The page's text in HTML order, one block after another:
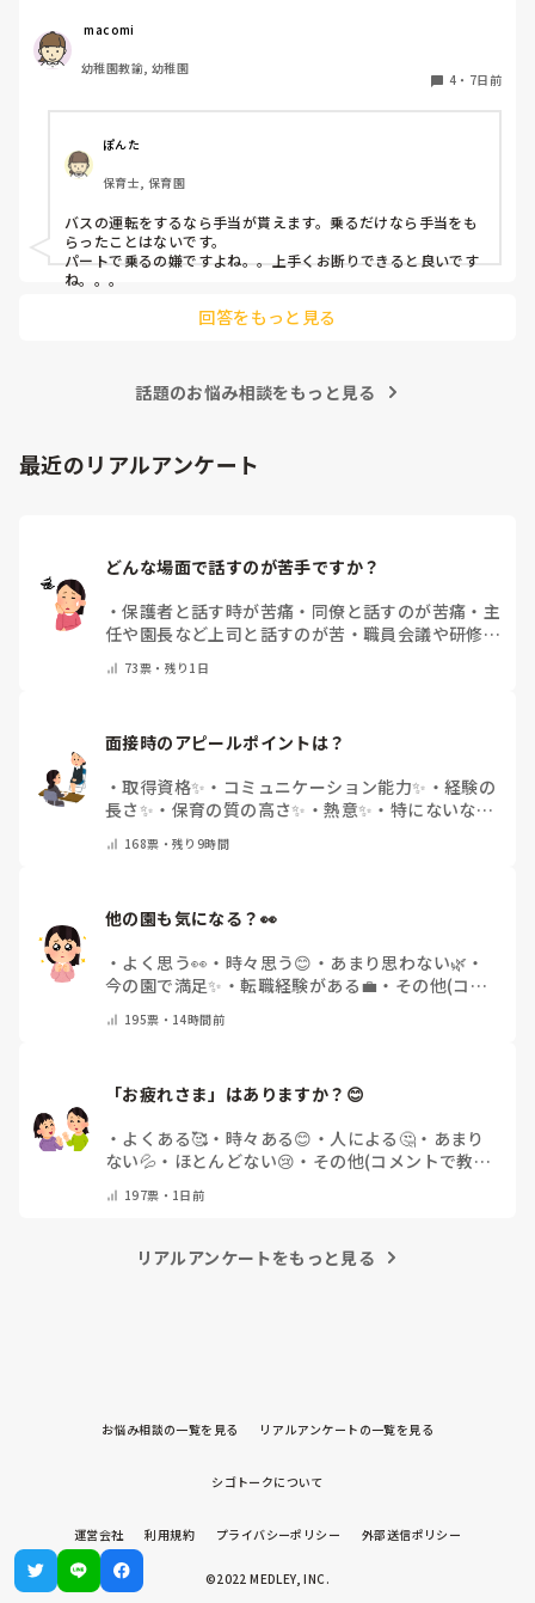
果的にそう言うことを言わない私にバス乗車の話がやってき
ました。バスに乗る場合はバス手当があるものなのでしょう
か？？？
macomi
幼稚園教諭, 幼稚園
4 ・ 7日前
ぽんた
保育士, 保育園
バスの運転をするなら手当が貰えます。乗るだけなら手当をも
らったことはないです。
パートで乗るの嫌ですよね。。上手くお断りできると良いです
ね。。。
回答をもっと見る
話題のお悩み相談をもっと見る
最近のリアルアンケート
どんな場面で話すのが苦手ですか？
・保護者と話す時が苦痛 ・ 同僚と話すのが苦痛 ・ 主
任や園長など上司と話すのが苦 ・ 職員会議や研修場
他(コメントで教えてください)
73票・ 残り1日
面接時のアピールポイントは？
・取得資格✨ ・ コミュニケーション能力✨ ・ 経験の
長さ✨ ・ 保育の質の高さ✨ ・熱意✨ ・ 特にないな・
168票・残り9時間
他の園も気になる？👀
・ よく思う👀 ・ 時々思う😊 ・ あまり思わない🌿 ・
今の園で満足✨ ・転職経験がある💼 ・ その他(コメ
195票・ 14時間前
「お疲れさま」はありますか？😊
・ よくある🥰 ・ 時々ある😊 ・ 人による🤔 ・ あまり
ない💦 ・ ほとんどない😢 ・ その他(コメントで教え
197票・ 1日前
リアルアンケートをもっと見る
お悩み相談の一覧を見る リアルアンケートの一覧を見る
シゴトークについて
運営会社 利用規約 プライバシーポリシー 外部送信ポリシー
©2022 MEDLEY, INC.